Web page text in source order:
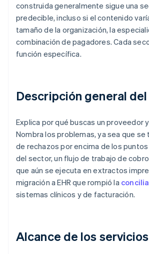
construida generalmente sigue una
predecible, incluso si el contenido
tamaño de la organización, la
combinación de pagadores. Cada
función específica.
Descripción general
Explica por qué buscas un proveedor
Nombra los problemas, ya sea que se
de rechazos por encima de los
del sector, un flujo de trabajo de
que aún se ejecuta en extractos
migración a EHR que rompió la
sistemas clínicos y de facturación.
Alcance de los servicios